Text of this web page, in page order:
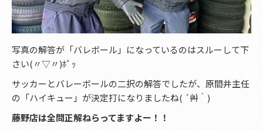
写真の解答が「バレボール」になっているのはスルーして下
さい(〃▽〃)ﾎﾟｯ
サッカーとバレーボールの二択の解答でしたが、原間井主任
の「ハイキュー」が決定打になりましたね( ´艸｀)
藤野店は全問正解ねらってますよー！！